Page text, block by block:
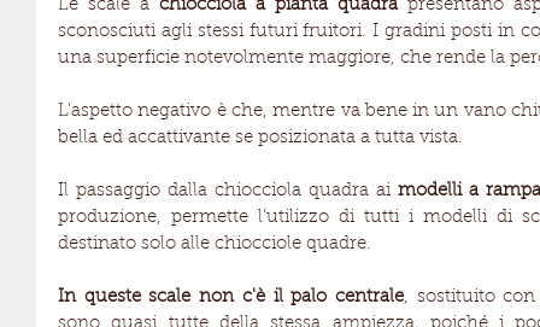
Le scale a chiocciola a pianta quadra presentano
sconosciuti agli stessi futuri fruitori. I gradini posti in
una superficie notevolmente maggiore, che rende la
L'aspetto negativo è che, mentre va bene in un vano
bella ed accattivante se posizionata a tutta vista.
Il passaggio dalla chiocciola quadra ai modelli a rampa
produzione, permette l’utilizzo di tutti i modelli di
destinato solo alle chiocciole quadre.
In queste scale non c'è il palo centrale, sostituito